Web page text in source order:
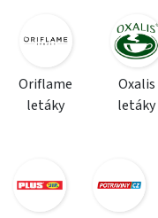
Oriflame
letáky
Oxalis
letáky